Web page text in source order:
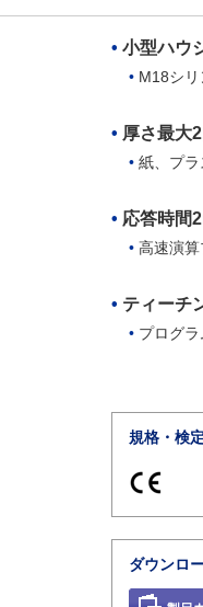
小型ハウ
M18シ
厚さ最大
紙、プ
応答時間
高速演算
ティーチ
プログ
規格・検定
ダウンロ